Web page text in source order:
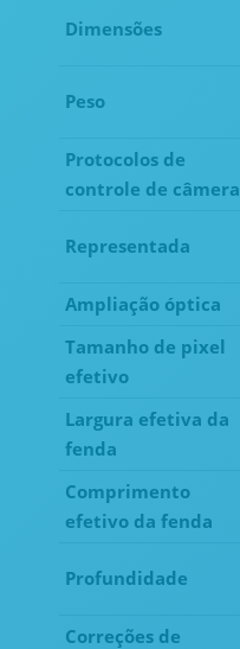
Dimensões
Peso
Protocolos de
controle de câmera
Representada
Ampliação óptica
Tamanho de pixel
efetivo
Largura efetiva da
fenda
Comprimento
efetivo da fenda
Profundidade
Correções de